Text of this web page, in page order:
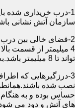
1-درب خریداری شده
سازمان آتش نشانی
2-فضای خالی بین
4 میلیمتر از قسمت
تواند تا 8 میلیمتر باشد.به عبارتی نور نباید از پایین درب درز نماید.
3-درزگیرهایی که
نصب شده
حساس بوده و به
های آتش و دود می